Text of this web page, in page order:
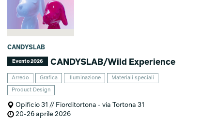
CANDYSLAB
Evento 2026 CANDYSLAB/Wild Experience
Arredo Grafica Illuminazione Materiali speciali
Product Design
Opificio 31 // Fiorditortona - via Tortona 31
20-26 aprile 2026